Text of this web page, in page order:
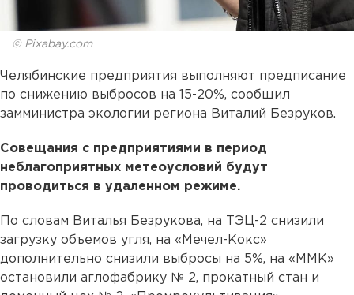
© Pixabay.com
Челябинские предприятия выполняют предписание
по снижению выбросов на 15-20%, сообщил
замминистра экологии региона Виталий Безруков.
Совещания с предприятиями в период
неблагоприятных метеоусловий будут
проводиться в удаленном режиме.
По словам Виталья Безрукова, на ТЭЦ-2 снизили
загрузку объемов угля, на «Мечел-Кокс»
дополнительно снизили выбросы на 5%, на «ММК»
остановили аглофабрику № 2, прокатный стан и